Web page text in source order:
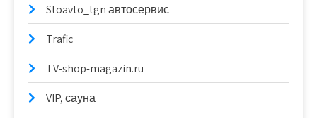
Stoavto_tgn автосервис
Trafic
TV-shop-magazin.ru
VIP, сауна